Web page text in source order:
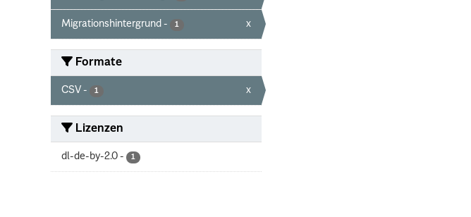
Migrationshintergrund - 1 x
Formate
CSV - 1 x
Lizenzen
dl-de-by-2.0 - 1